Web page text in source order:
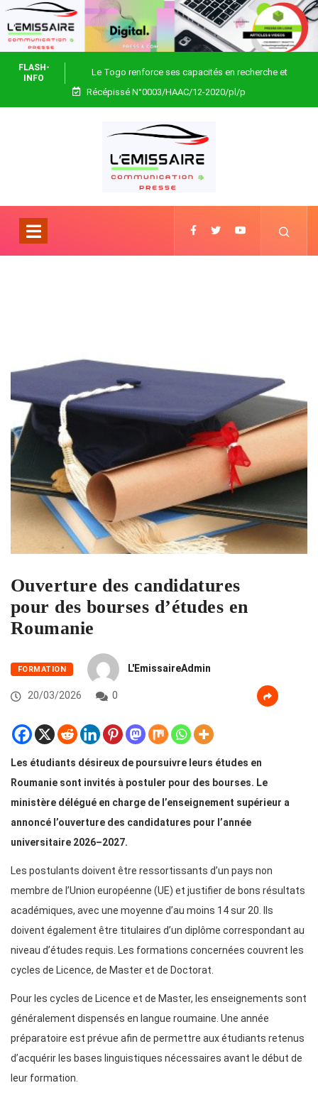
FLASH-
INFO
Le Togo renforce ses capacités en recherche et
biotechnologie
Récépissé N°0003/HAAC/12-2020/pl/p
Ouverture des candidatures
pour des bourses d’études en
Roumanie
FORMATION L'EmissaireAdmin
20/03/2026 0
Les étudiants désireux de poursuivre leurs études en
Roumanie sont invités à postuler pour des bourses. Le
ministère délégué en charge de l’enseignement supérieur a
annoncé l’ouverture des candidatures pour l’année
universitaire 2026–2027.
Les postulants doivent être ressortissants d’un pays non
membre de l’Union européenne (UE) et justifier de bons résultats
académiques, avec une moyenne d’au moins 14 sur 20. Ils
doivent également être titulaires d’un diplôme correspondant au
niveau d’études requis. Les formations concernées couvrent les
cycles de Licence, de Master et de Doctorat.
Pour les cycles de Licence et de Master, les enseignements sont
généralement dispensés en langue roumaine. Une année
préparatoire est prévue afin de permettre aux étudiants retenus
d’acquérir les bases linguistiques nécessaires avant le début de
leur formation.